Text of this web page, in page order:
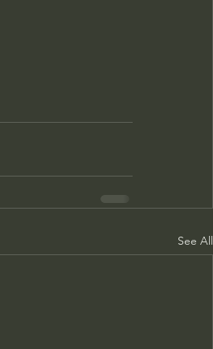
See All